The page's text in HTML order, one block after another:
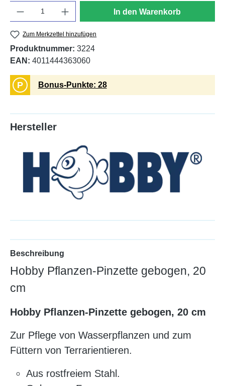
In den Warenkorb
Zum Merkzettel hinzufügen
Produktnummer: 3224
EAN: 4011444363060
P Bonus-Punkte: 28
Hersteller
Beschreibung
Hobby Pflanzen-Pinzette gebogen, 20
cm
Hobby Pflanzen-Pinzette gebogen, 20 cm
Zur Pflege von Wasserpflanzen und zum
Füttern von Terrarientieren.
Aus rostfreiem Stahl.